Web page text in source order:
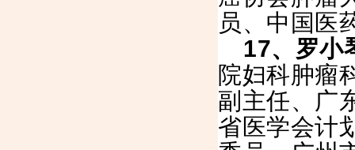
员、中国医
17、罗小
院妇科肿瘤
副主任、广
省医学会计